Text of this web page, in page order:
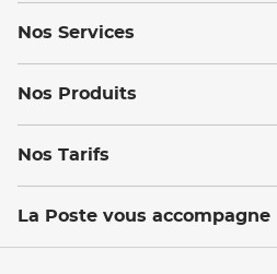
Nos Services
Nos Produits
Nos Tarifs
La Poste vous accompagne